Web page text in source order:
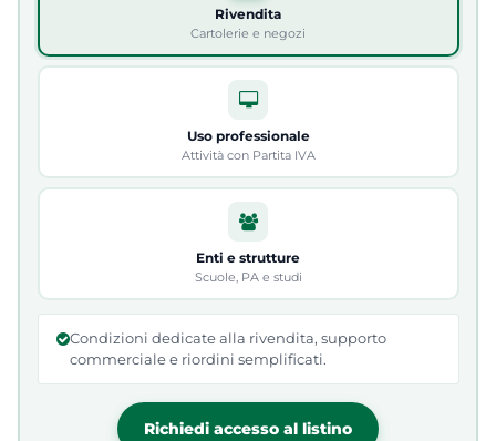
Rivendita
Cartolerie e negozi
Uso professionale
Attività con Partita IVA
Enti e strutture
Scuole, PA e studi
Condizioni dedicate alla rivendita, supporto
commerciale e riordini semplificati.
Richiedi accesso al listino